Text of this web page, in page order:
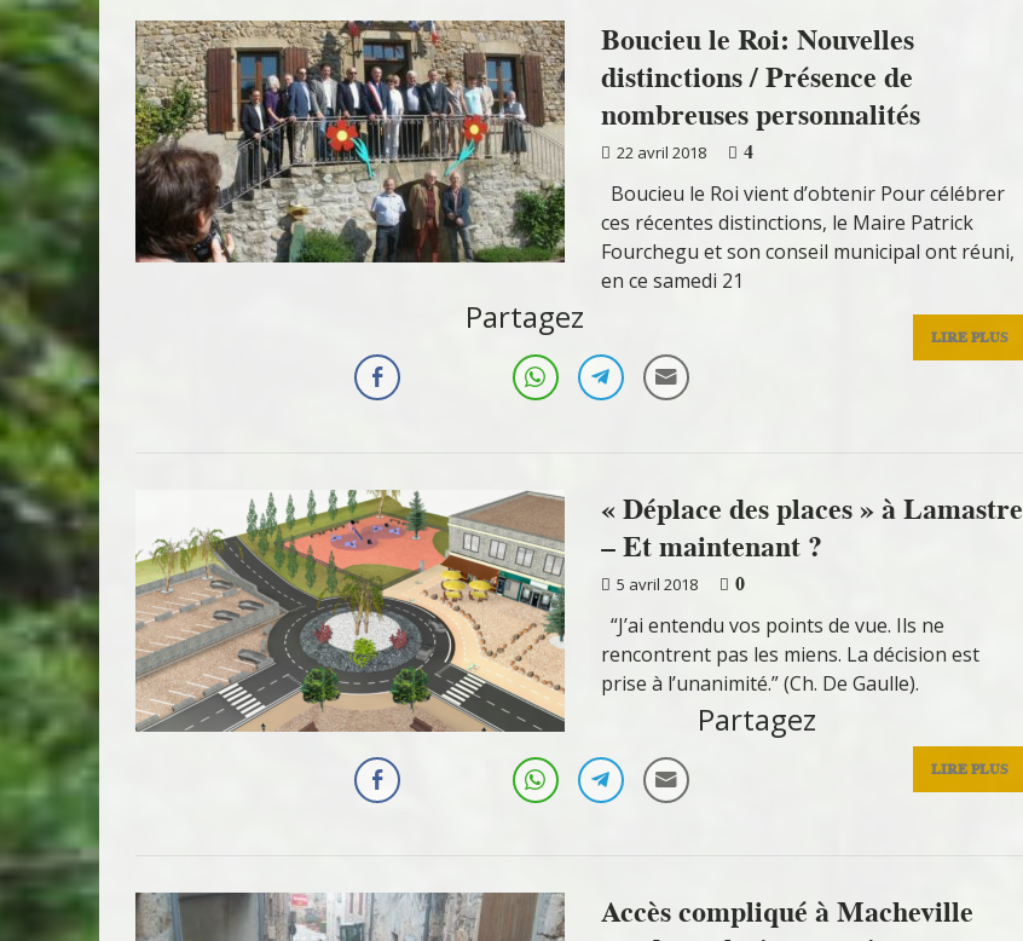
Boucieu le Roi: Nouvelles
distinctions / Présence de
nombreuses personnalités
22 avril 2018
4
Boucieu le Roi vient d’obtenir Pour célébrer
ces récentes distinctions, le Maire Patrick
Fourchegu et son conseil municipal ont réuni,
en ce samedi 21
LIRE PLUS
Partagez
« Déplace des places » à Lamastre
– Et maintenant ?
5 avril 2018
0
“J’ai entendu vos points de vue. Ils ne
rencontrent pas les miens. La décision est
prise à l’unanimité.” (Ch. De Gaulle).
LIRE PLUS
Partagez
Accès compliqué à Macheville